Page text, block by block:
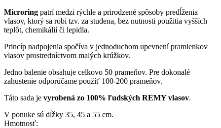
Microring patrí medzi rýchle a prirodzené spôsoby predĺženia
vlasov, ktorý sa robí tzv. za studena, bez nutnosti použitia vyšších
teplôt, chemikálií či lepidla.
Princíp nadpojenia spočíva v jednoduchom upevnení pramienkov
vlasov prostredníctvom malých krúžkov.
Jedno balenie obsahuje celkovo 50 prameňov. Pre dokonalé
zahustenie odporúčame použíť 100-200 prameňov.
Táto sada je vyrobená zo 100% ľudských REMY vlasov.
V ponuke sú dĺžky 35, 45 a 55 cm.
Hmotnosť: